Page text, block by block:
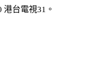
台電視31。